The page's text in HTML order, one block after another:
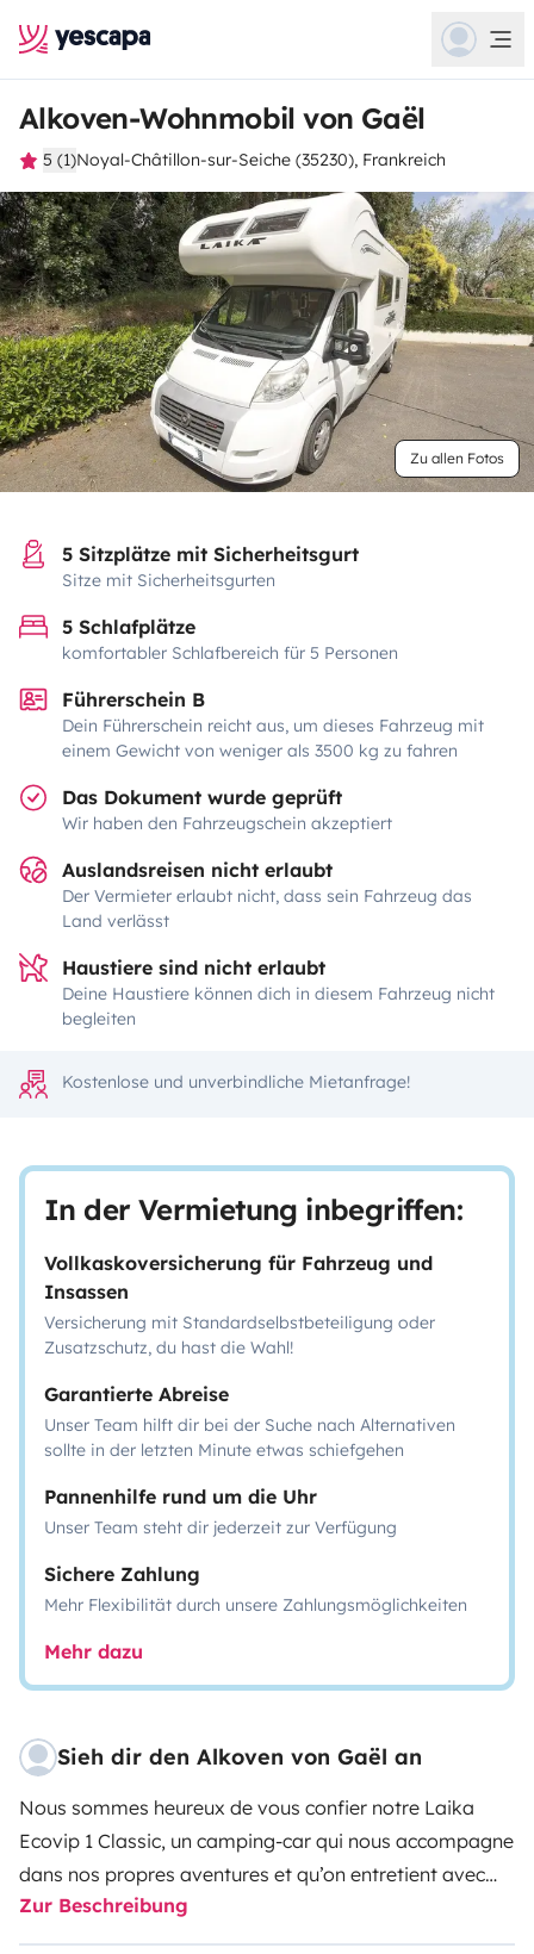
Alkoven-Wohnmobil von Gaël
5 (1)Noyal-Châtillon-sur-Seiche (35230), Frankreich
Zu allen Fotos
5 Sitzplätze mit Sicherheitsgurt
Sitze mit Sicherheitsgurten
5 Schlafplätze
komfortabler Schlafbereich für 5 Personen
Führerschein B
Dein Führerschein reicht aus, um dieses Fahrzeug mit
einem Gewicht von weniger als 3500 kg zu fahren
Das Dokument wurde geprüft
Wir haben den Fahrzeugschein akzeptiert
Auslandsreisen nicht erlaubt
Der Vermieter erlaubt nicht, dass sein Fahrzeug das
Land verlässt
Haustiere sind nicht erlaubt
Deine Haustiere können dich in diesem Fahrzeug nicht
begleiten
Kostenlose und unverbindliche Mietanfrage!
In der Vermietung inbegriffen:
Vollkaskoversicherung für Fahrzeug und
Insassen
Versicherung mit Standardselbstbeteiligung oder
Zusatzschutz, du hast die Wahl!
Garantierte Abreise
Unser Team hilft dir bei der Suche nach Alternativen
sollte in der letzten Minute etwas schiefgehen
Pannenhilfe rund um die Uhr
Unser Team steht dir jederzeit zur Verfügung
Sichere Zahlung
Mehr Flexibilität durch unsere Zahlungsmöglichkeiten
Mehr dazu
Sieh dir den Alkoven von Gaël an
Nous sommes heureux de vous confier notre Laika
Ecovip 1 Classic, un camping-car qui nous accompagne
dans nos propres aventures et qu’on entretient avec
soin.Ce Laika est un compagnon de route simple,
chaleureux et rassurant. Que ce soit pour un week-end
Zur Beschreibung